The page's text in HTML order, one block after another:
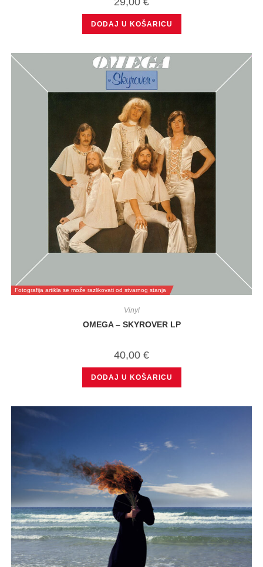
DODAJ U KOŠARICU
Fotografija artikla se može razlikovati od stvarnog stanja
Vinyl
OMEGA – SKYROVER LP
40,00 €
DODAJ U KOŠARICU